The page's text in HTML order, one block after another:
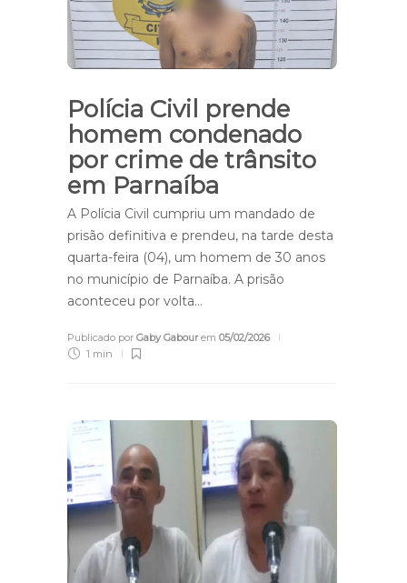
Polícia Civil prende
homem condenado
por crime de trânsito
em Parnaíba
A Polícia Civil cumpriu um mandado de
prisão definitiva e prendeu, na tarde desta
quarta-feira (04), um homem de 30 anos
no município de Parnaíba. A prisão
aconteceu por volta…
Publicado por Gaby Gabourem 05/02/2026
1 min